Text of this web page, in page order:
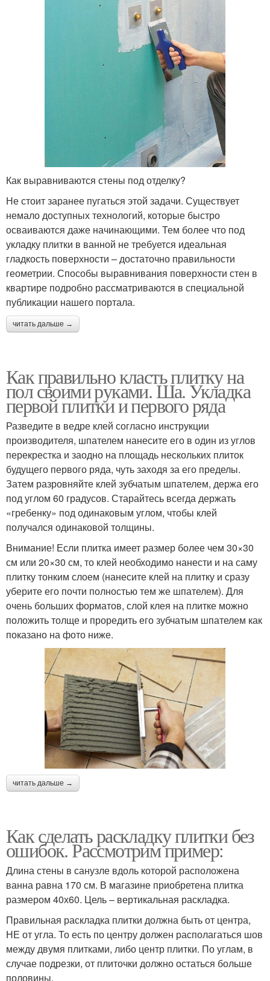
Как выравниваются стены под отделку?
Не стоит заранее пугаться этой задачи. Существует
немало доступных технологий, которые быстро
осваиваются даже начинающими. Тем более что под
укладку плитки в ванной не требуется идеальная
гладкость поверхности – достаточно правильности
геометрии. Способы выравнивания поверхности стен в
квартире подробно рассматриваются в специальной
публикации нашего портала.
читать дальше →
Как правильно класть плитку на
пол своими руками. Ша. Укладка
первой плитки и первого ряда
Разведите в ведре клей согласно инструкции
производителя, шпателем нанесите его в один из углов
перекрестка и заодно на площадь нескольких плиток
будущего первого ряда, чуть заходя за его пределы.
Затем разровняйте клей зубчатым шпателем, держа его
под углом 60 градусов. Старайтесь всегда держать
«гребенку» под одинаковым углом, чтобы клей
получался одинаковой толщины.
Внимание! Если плитка имеет размер более чем 30×30
см или 20×30 см, то клей необходимо нанести и на саму
плитку тонким слоем (нанесите клей на плитку и сразу
уберите его почти полностью тем же шпателем). Для
очень больших форматов, слой клея на плитке можно
положить толще и проредить его зубчатым шпателем как
показано на фото ниже.
читать дальше →
Как сделать раскладку плитки без
ошибок. Рассмотрим пример:
Длина стены в санузле вдоль которой расположена
ванна равна 170 см. В магазине приобретена плитка
размером 40х60. Цель – вертикальная раскладка.
Правильная раскладка плитки должна быть от центра,
НЕ от угла. То есть по центру должен располагаться шов
между двумя плитками, либо центр плитки. По углам, в
случае подрезки, от плиточки должно остаться больше
половины.